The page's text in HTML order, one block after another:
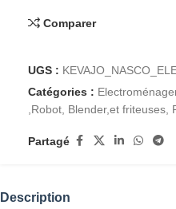
Comparer
UGS :
Catégories :
,Robot, Blender,et friteuses,
Partagé
Description